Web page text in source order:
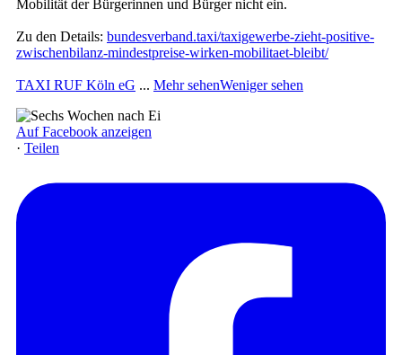
Mobilität der Bürgerinnen und Bürger nicht ein.
Zu den Details: bundesverband.taxi/taxigewerbe-zieht-positive-
zwischenbilanz-mindestpreise-wirken-mobilitaet-bleibt/
TAXI RUF Köln eG ... Mehr sehenWeniger sehen
Auf Facebook anzeigen
· Teilen